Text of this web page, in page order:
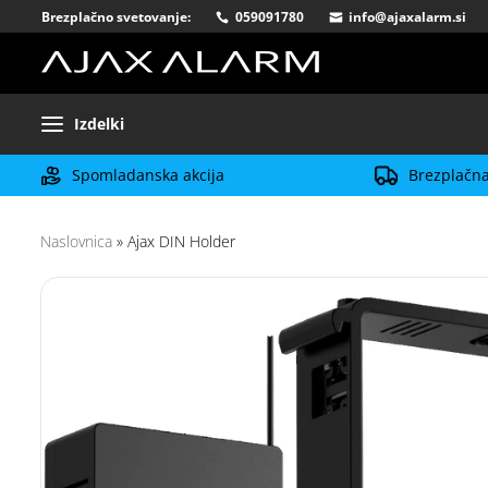
Brezplačno svetovanje: 059091780 info@ajaxalarm.si
Izdelki
Spomladanska akcija
Naslovnica » Ajax DIN Holder